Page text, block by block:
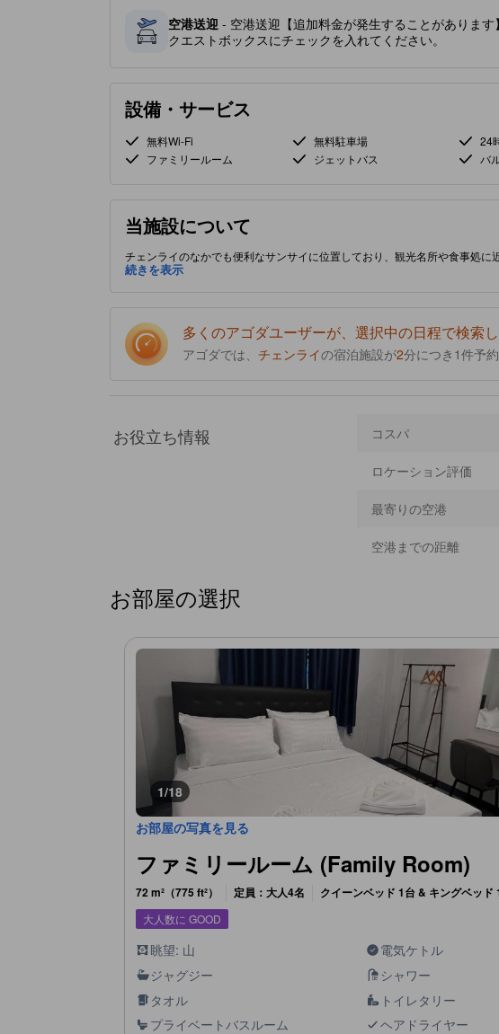
空港送迎 - 空港送迎【追加料金が発生することがありま
クエストボックスにチェックを入れてください。
設備・サービス
無料Wi-Fi 無料駐車場 24
ファミリールーム
ジェットバス バ
当施設について
チェンライのなかでも便利なサンサイに位置しており、観光名所や食事処
満足感を向上させるための設備が満載です。
続きを表示
多くのアゴダユーザーが、選択中の日程で検索
アゴダでは、 チェンライの宿泊施設が2分につき1件予
お役立ち情報 コスパ
ロケーション評価
最寄りの空港
空港までの距離
お部屋の選択
1/18
お部屋の写真を見る
ファミリールーム (Family Room)
72 m²（775 ft²） 定員：大人4名 クイーンベッド 1台 & キングベッド
大人数に GOOD
眺望: 山 電気ケトル
ジャグジー シャワー
タオル トイレタリー
プライベートバスルーム ヘアドライヤー